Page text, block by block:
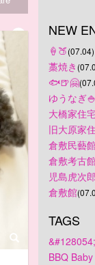
NEW
‪🍦‬🍑(07.04)
藁焼き
🐟🍺🤗
ゆうなぎ🍚
大橋家住
旧大原家
倉敷民藝
倉敷考古
児島虎次
倉敷館
TAGS
BBQ Baby